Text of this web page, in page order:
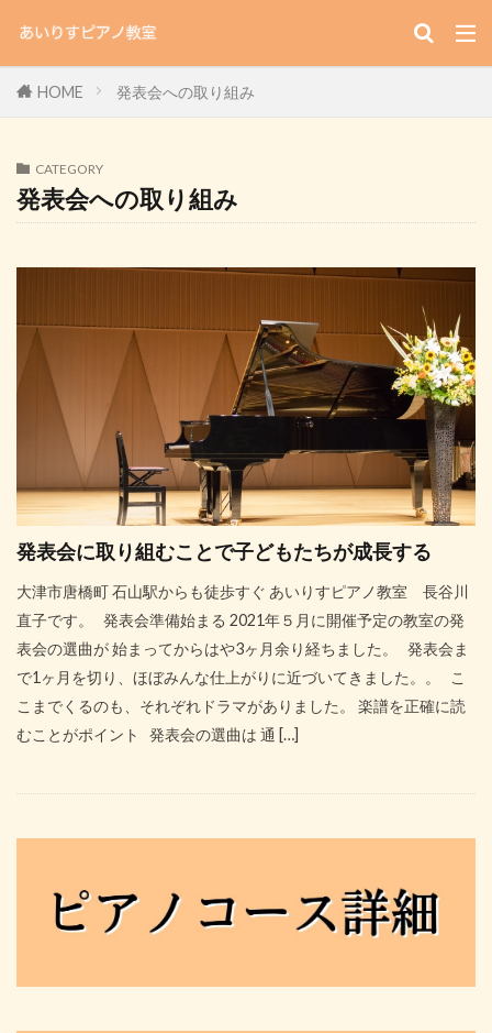
HOME 発表会への取り組み
CATEGORY
発表会への取り組み
発表会に取り組むことで子どもたちが成長する
大津市唐橋町 石山駅からも徒歩すぐ あいりすピアノ教室 長谷川
直子です。 発表会準備始まる 2021年５月に開催予定の教室の発
表会の選曲が 始まってからはや3ヶ月余り経ちました。 発表会ま
で1ヶ月を切り、ほぼみんな仕上がりに近づいてきました。。 こ
こまでくるのも、それぞれドラマがありました。 楽譜を正確に読
むことがポイント 発表会の選曲は 通 […]